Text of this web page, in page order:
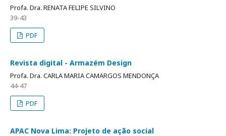
Profa. Dra. RENATA FELIPE SILVINO
39-43
PDF
Revista digital - Armazém Design
Profa. Dra. CARLA MARIA CAMARGOS MENDONÇA
44-47
PDF
APAC Nova Lima: Projeto de ação social